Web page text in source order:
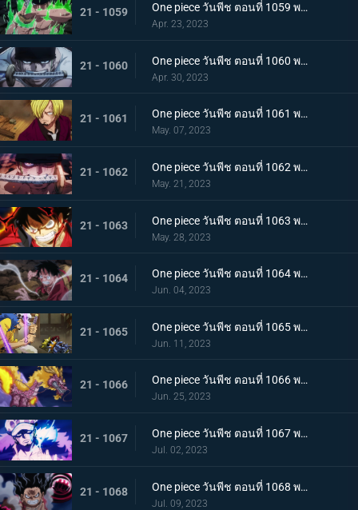
21 - 1059 One piece วันพีช ตอนที่ 1059 พากย์ไทย โซโลตกที่นั่งลำบาก สัตว์ประหลาดคิงแห่งอัคคีภัย
Apr. 23, 2023
21 - 1060 One piece วันพีช ตอนที่ 1060 พากย์ไทย ความลับของเอ็นมะ ดาบปีศาจที่ฝากไว้กับโซโล
Apr. 30, 2023
21 - 1061 One piece วันพีช ตอนที่ 1061 พากย์ไทย หนึ่งการโจมตีของเทพอสูร ซันจิ ปะทะ ควีน
May. 07, 2023
21 - 1062 One piece วันพีช ตอนที่ 1062 พากย์ไทย วิชาสามดาบแห่งราชัน โซโล ปะทะ คิง
May. 21, 2023
21 - 1063 One piece วันพีช ตอนที่ 1063 พากย์ไทย ลูฟี่กระฉับกระเฉง จุดหักเหของยุคสมัยใหม่
May. 28, 2023
21 - 1064 One piece วันพีช ตอนที่ 1064 พากย์ไทย มังกรเมาแปดทิศ มังกรไร้ระเบียบที่เข้าประชิดลูฟี่
Jun. 04, 2023
21 - 1065 One piece วันพีช ตอนที่ 1065 พากย์ไทย พันธมิตรล่มสลาย ความมุ่งมั่นของยุคสมัยใหม่จงลุกโชน
Jun. 11, 2023
21 - 1066 One piece วันพีช ตอนที่ 1066 พากย์ไทย ตัวเอกมาแล้ว สุดยอดท่าจากคลื่นและแม่เหล็ก
Jun. 25, 2023
21 - 1067 One piece วันพีช ตอนที่ 1067 พากย์ไทย สู่ยุคสมัยใหม่ บทสรุปความมุ่งมั่นของพวกเด็กเหลือขอ
Jul. 02, 2023
21 - 1068 One piece วันพีช ตอนที่ 1068 พากย์ไทย เจ้าหญิงจันทราดังก้อง ฉากสุดท้ายของแคว้นวาโนะ
Jul. 09, 2023